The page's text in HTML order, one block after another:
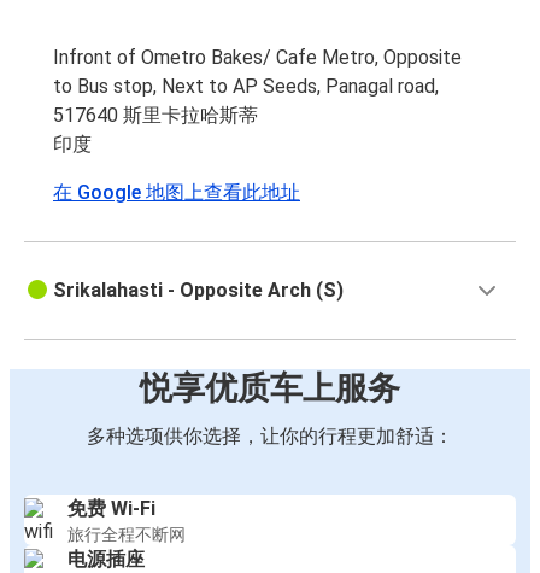
Infront of Ometro Bakes/ Cafe Metro, Opposite
to Bus stop, Next to AP Seeds, Panagal road,
517640 斯里卡拉哈斯蒂
印度
在 Google 地图上查看此地址
Srikalahasti - Opposite Arch (S)
悦享优质车上服务
多种选项供你选择，让你的行程更加舒适：
免费 Wi-Fi
旅行全程不断网
电源插座